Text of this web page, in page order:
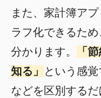
また、家計簿ア
ラフ化できるた
分かります。
「
知る」
という感
などを区別する